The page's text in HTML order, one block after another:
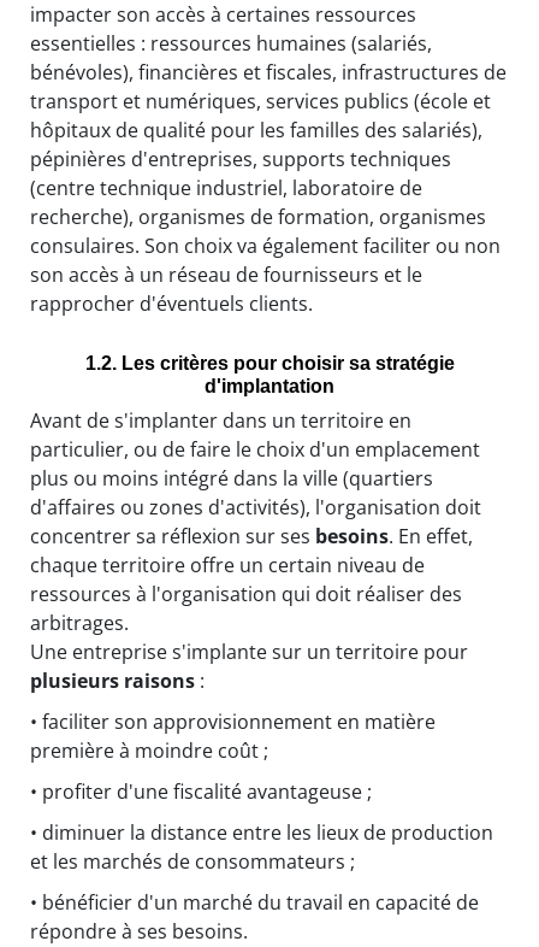
impacter son accès à certaines ressources
essentielles : ressources humaines (salariés,
bénévoles), financières et fiscales, infrastructures de
transport et numériques, services publics (école et
hôpitaux de qualité pour les familles des salariés),
pépinières d'entreprises, supports techniques
(centre technique industriel, laboratoire de
recherche), organismes de formation, organismes
consulaires. Son choix va également faciliter ou non
son accès à un réseau de fournisseurs et le
rapprocher d'éventuels clients.
1.2. Les critères pour choisir sa stratégie
d'implantation
Avant de s'implanter dans un territoire en
particulier, ou de faire le choix d'un emplacement
plus ou moins intégré dans la ville (quartiers
d'affaires ou zones d'activités), l'organisation doit
concentrer sa réflexion sur ses besoins. En effet,
chaque territoire offre un certain niveau de
ressources à l'organisation qui doit réaliser des
arbitrages.
Une entreprise s'implante sur un territoire pour
plusieurs raisons :
• faciliter son approvisionnement en matière
première à moindre coût ;
• profiter d'une fiscalité avantageuse ;
• diminuer la distance entre les lieux de production
et les marchés de consommateurs ;
• bénéficier d'un marché du travail en capacité de
répondre à ses besoins.